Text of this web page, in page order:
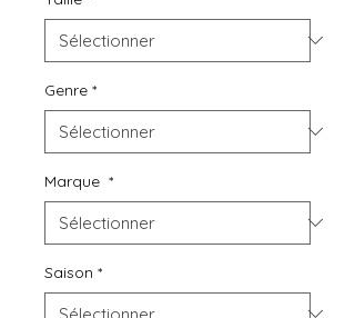
Genre *
Marque *
Saison *